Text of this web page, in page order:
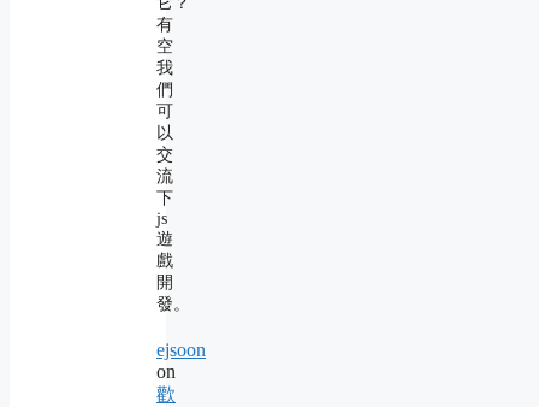
有
空
我
們
可
以
交
流
下
js
遊
戲
開
發。
ejsoon
on
歡